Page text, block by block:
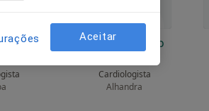
A Nunes Diogo
Cardiologista
Alhandra
Aceitar